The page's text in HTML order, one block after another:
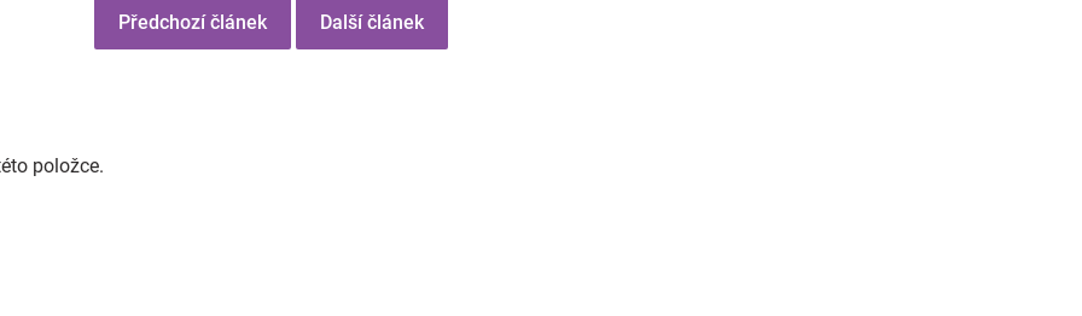
Předchozí článek Další článek
položce.